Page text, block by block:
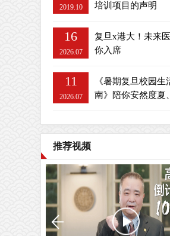
2019.10
培训项目的声明
16
2026.07
复旦x港大！未来
你入席
11
2026.07
《暑期复旦校园生
南》陪你安然度夏
推荐视频